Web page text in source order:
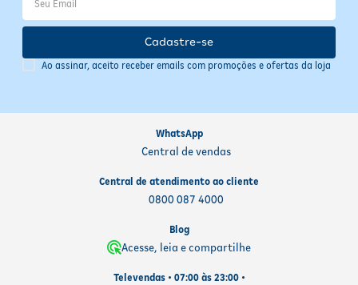
Manter fora do alcance de crianças
Conservar em local fresco, seco e arejado
Produto testado eletricamente para garantir qualidade e
Ao assinar, aceito receber emails com promoções e ofertas da loja
Cadastre-se
WhatsApp
Central de vendas
Central de atendimento ao cliente
0800 087 4000
Blog
Acesse, leia e compartilhe
Televendas • 07:00 às 23:00 •